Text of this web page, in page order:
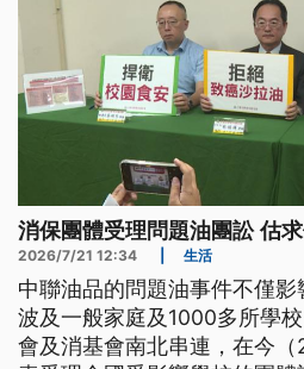
消保團體受理問題油團訟 估
2026/7/21 12:34 生活
中聯油品的問題油事件不僅
波及一般家庭及1000多所學
會及消基會南北串連，在今